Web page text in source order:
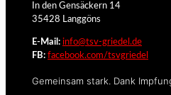
In den Gensäckern 14
35428 Langgöns
E-Mail: info@tsv-griedel.de
FB: facebook.com/tsvgriedel
Gemeinsam stark. Dank